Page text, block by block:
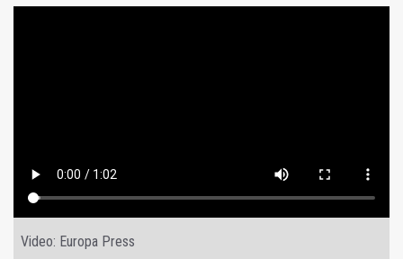
Video: Europa Press